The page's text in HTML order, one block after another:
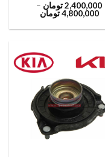
2,400,000تومان –
4,800,000 تومان